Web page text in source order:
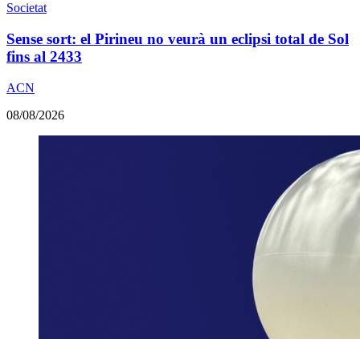
Societat
Sense sort: el Pirineu no veurà un eclipsi total de Sol
fins al 2433
ACN
08/08/2026